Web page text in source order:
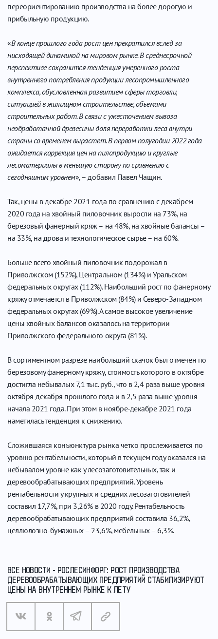
переориентированию производства на более дорогую и
прибыльную продукцию.
«В конце прошлого года рост цен прекратился вслед за
нисходящей динамикой на мировом рынке. В среднесрочной
перспективе сохранится тенденция умеренного роста
внутреннего потребления продукции лесопромышленного
комплекса, обусловленная развитием сферы торговли,
ситуацией в жилищном строительстве, объемами
строительных работ. В связи с ужесточением вывоза
необработанной древесины доля переработки леса внутри
страны со временем вырастет. В первом полугодии 2022 года
ожидается коррекция цен на пилопродукцию и круглые
лесоматериалы в меньшую сторону по сравнению с
сегодняшним уровнем», – добавил Павел Чащин.
Так, цены в декабре 2021 года по сравнению с декабрем
2020 года на хвойный пиловочник выросли на 73%, на
березовый фанерный кряж – на 48%, на хвойные балансы –
на 33%, на дрова и технологическое сырье – на 60%.
Больше всего хвойный пиловочник подорожал в
Приволжском (152%), Центральном (134%) и Уральском
федеральных округах (112%). Наибольший рост по фанерному
кряжу отмечается в Приволжском (84%) и Северо-Западном
федеральных округах (69%). А самое высокое увеличение
цены хвойных балансов оказалось на территории
Приволжского федерального округа (81%).
В сортиментном разрезе наибольший скачок был отмечен по
березовому фанерному кряжу, стоимость которого в октябре
достигла небывалых 7,1 тыс. руб., что в 2,4 раза выше уровня
октября-декабря прошлого года и в 2,5 раза выше уровня
начала 2021 года. При этом в ноябре-декабре 2021 года
наметилась тенденция к снижению.
Сложившаяся конъюнктура рынка четко прослеживается по
уровню рентабельности, который в текущем году оказался на
небывалом уровне как у лесозаготовительных, так и
деревообрабатывающих предприятий. Уровень
рентабельности у крупных и средних лесозаготовителей
составил 17,7%, при 3,26% в 2020 году. Рентабельность
деревообрабатывающих предприятий составила 36,2%,
целлюлозно-бумажных – 23,6%, мебельных – 6,3%.
ВСЕ НОВОСТИ - РОСЛЕСИНФОРГ: РОСТ ПРОИЗВОДСТВА
ДЕРЕВООБРАБАТЫВАЮЩИХ ПРЕДПРИЯТИЙ СТАБИЛИЗИРУЮТ
ЦЕНЫ НА ВНУТРЕННЕМ РЫНКЕ К ЛЕТУ